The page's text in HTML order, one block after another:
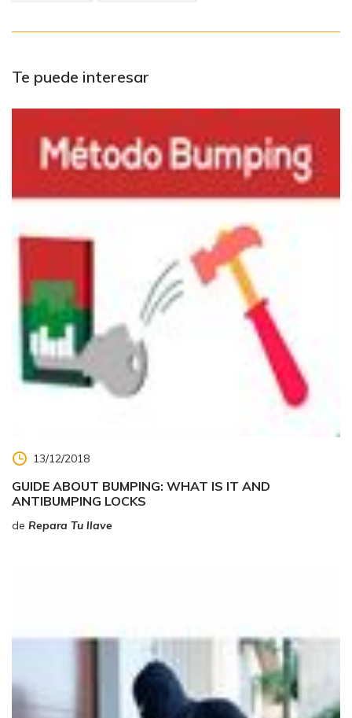
Te puede interesar
13/12/2018
GUIDE ABOUT BUMPING: WHAT IS IT AND
ANTIBUMPING LOCKS
de Repara Tu llave